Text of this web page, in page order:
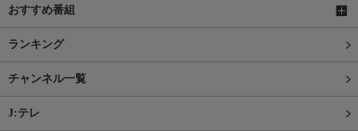
おすすめ番組
ランキング
チャンネル一覧
J:テレ